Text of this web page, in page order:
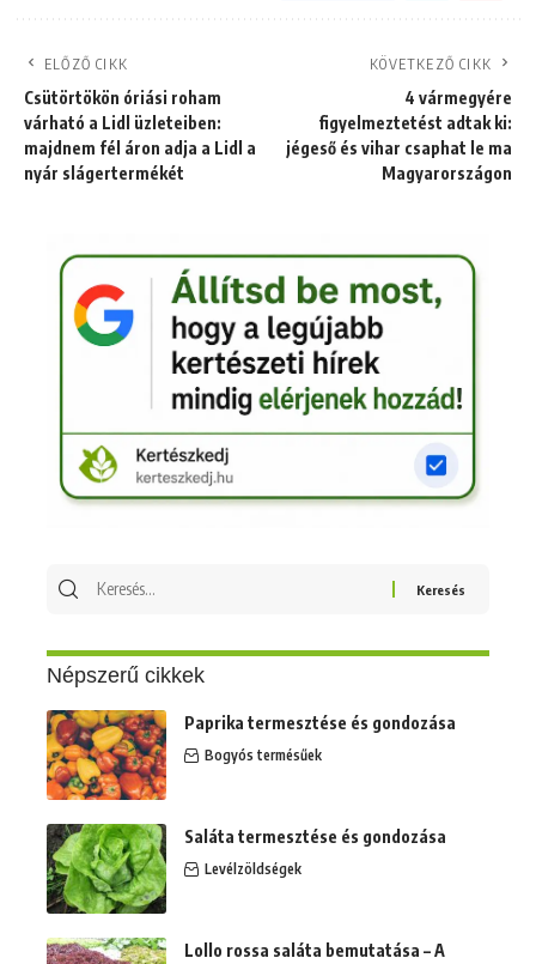
ELŐZŐ CIKK
Csütörtökön óriási roham
várható a Lidl üzleteiben:
majdnem fél áron adja a Lidl a
nyár slágertermékét
KÖVETKEZŐ CIKK
4 vármegyére
figyelmeztetést adtak ki:
jégeső és vihar csaphat le ma
Magyarországon
Keresés
Népszerű cikkek
Paprika termesztése és gondozása
Bogyós termésűek
Saláta termesztése és gondozása
Levélzöldségek
Lollo rossa saláta bemutatása – A